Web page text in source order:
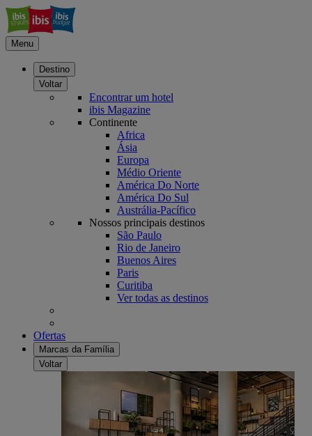
Menu
Destino
Voltar
Encontrar um hotel
ibis Magazine
Continente
Africa
Ásia
Europa
Médio Oriente
América Do Norte
América Do Sul
Austrália-Pacífico
Nossos principais destinos
São Paulo
Rio de Janeiro
Buenos Aires
Paris
Curitiba
Ver todas as destinos
Ofertas
Marcas da Família
Voltar